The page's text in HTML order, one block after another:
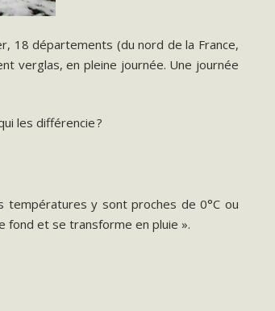
18 départements (du nord de la France,
verglas, en pleine journée. Une journée
les différencie ?
températures y sont proches de 0°C ou
fond et se transforme en pluie ».